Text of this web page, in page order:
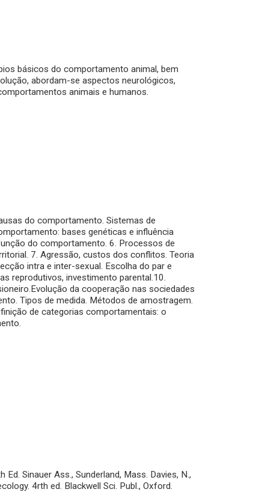
básicos do comportamento animal, bem
abordam-se aspectos neurológicos,
animais e humanos.
do comportamento. Sistemas de
bases genéticas e influência
do comportamento. 6. Processos de
7. Agressão, custos dos conflitos. Teoria
intra e inter-sexual. Escolha do par e
reprodutivos, investimento parental.10.
da cooperação nas sociedades
Tipos de medida. Métodos de amostragem.
de categorias comportamentais: o
Sinauer Ass., Sunderland, Mass. Davies, N.,
4rth ed. Blackwell Sci. Publ., Oxford.